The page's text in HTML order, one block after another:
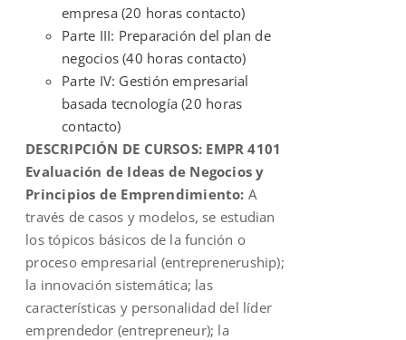
empresa (20 horas contacto)
Parte III: Preparación del plan de
negocios (40 horas contacto)
Parte IV: Gestión empresarial
basada tecnología (20 horas
contacto)
DESCRIPCIÓN DE CURSOS: EMPR 4101
Evaluación de Ideas de Negocios y
Principios de Emprendimiento: A
través de casos y modelos, se estudian
los tópicos básicos de la función o
proceso empresarial (entrepreneruship);
la innovación sistemática; las
características y personalidad del líder
emprendedor (entrepreneur); la